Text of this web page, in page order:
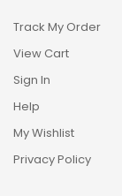
Track My Order
View Cart
Sign In
Help
My Wishlist
Privacy Policy